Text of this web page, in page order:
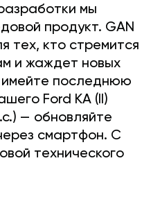
мы
продукт. GAN
тех, кто стремится
и жаждет новых
имейте последнюю
Ford KA (II)
— обновляйте
смартфон. С
технического